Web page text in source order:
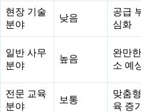
현장 기술
분야
낮음
공급
심화
일반 사무
분야
높음
완만
소 예
전문 교육
분야
보통
맞춤
육 증